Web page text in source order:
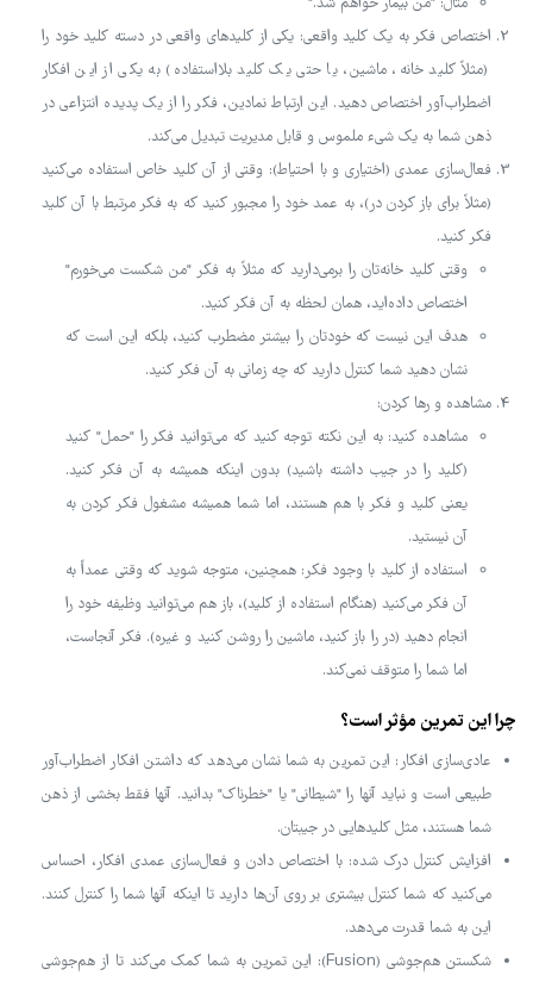
اختصاص فکر به یک کلید واقعی: یکی از کلیدهای واقعی در دسته کلید خود را
(مثلاً کلید خانه، ماشین، یا حتی یک کلید بلااستفاده) به یکی از این افکار
اضطراب‌آور اختصاص دهید. این ارتباط نمادین، فکر را از یک پدیده انتزاعی در
ذهن شما به یک شیء ملموس و قابل مدیریت تبدیل می‌کند.
فعال‌سازی عمدی (اختیاری و با احتیاط): وقتی از آن کلید خاص استفاده می‌کنید
(مثلاً برای باز کردن در)، به عمد خود را مجبور کنید که به فکر مرتبط با آن کلید
فکر کنید.
وقتی کلید خانه‌تان را برمی‌دارید که مثلاً به فکر "من شکست می‌خورم"
اختصاص داده‌اید، همان لحظه به آن فکر کنید.
هدف این نیست که خودتان را بیشتر مضطرب کنید، بلکه این است که
نشان دهید شما کنترل دارید که چه زمانی به آن فکر کنید.
مشاهده و رها کردن:
مشاهده کنید: به این نکته توجه کنید که می‌توانید فکر را "حمل" کنید
(کلید را در جیب داشته باشید) بدون اینکه همیشه به آن فکر کنید.
یعنی کلید و فکر با هم هستند، اما شما همیشه مشغول فکر کردن به
آن نیستید.
استفاده از کلید با وجود فکر: همچنین، متوجه شوید که وقتی عمداً به
آن فکر می‌کنید (هنگام استفاده از کلید)، باز هم می‌توانید وظیفه خود را
انجام دهید (در را باز کنید، ماشین را روشن کنید و غیره). فکر آنجاست،
اما شما را متوقف نمی‌کند.
چرا این تمرین مؤثر است؟
عادی‌سازی افکار: این تمرین به شما نشان می‌دهد که داشتن افکار اضطراب‌آور
طبیعی است و نباید آنها را "شیطانی" یا "خطرناک" بدانید. آنها فقط بخشی از ذهن
شما هستند، مثل کلیدهایی در جیبتان.
افزایش کنترل درک شده: با اختصاص دادن و فعال‌سازی عمدی افکار، احساس
می‌کنید که شما کنترل بیشتری بر روی آن‌ها دارید تا اینکه آنها شما را کنترل کنند.
این به شما قدرت می‌دهد.
شکستن هم‌جوشی (Fusion): این تمرین به شما کمک می‌کند تا از هم‌جوشی